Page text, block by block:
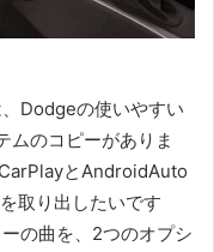
Dodgeの使いやすい
ムのコピーがありま
とAndroidAuto
取り出したいです
の曲を、2つのオプシ